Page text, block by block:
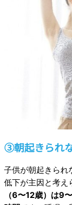
③朝起きられ
子供が朝起きられ
低下が主因と考え
（6〜12歳）は9